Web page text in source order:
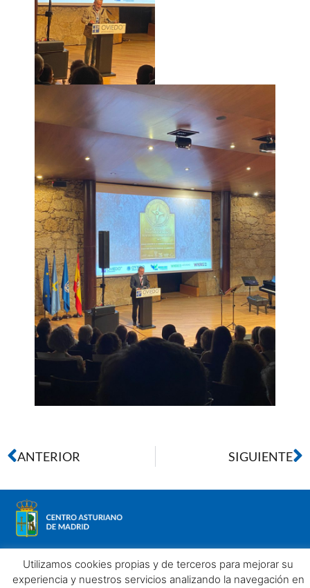
ANTERIOR SIGUIENTE
Utilizamos cookies propias y de terceros para mejorar su
experiencia y nuestros servicios analizando la navegación en